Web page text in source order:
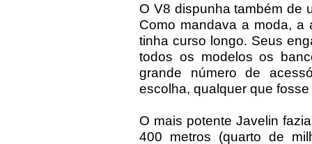
O V8 dispunha também de
Como mandava a moda, a
tinha curso longo. Seus
todos os modelos os
grande número de
escolha, qualquer que
O mais potente Javelin
400 metros (quarto de